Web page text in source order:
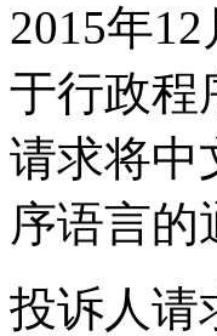
2015年
于行政程
请求将中
序语言的
投诉人请